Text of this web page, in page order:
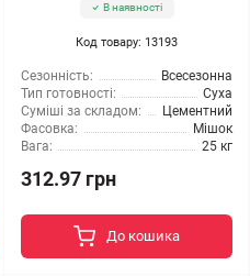
В наявності
Код товару: 13193
Сезонність:
Всесезонна
Тип готовності:
Суха
Суміші за складом:
Цементний
Фасовка:
Мішок
Вага:
25 кг
312.97 грн
До кошика